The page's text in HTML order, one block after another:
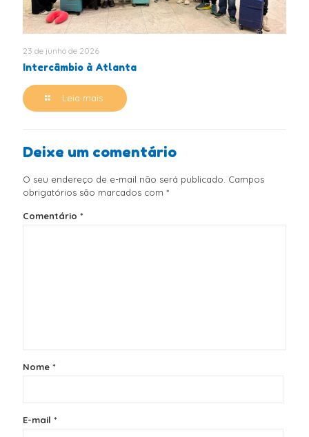
23 de junho de 2026
Intercâmbio à Atlanta
Leia mais
Deixe um comentário
O seu endereço de e-mail não será publicado. Campos
obrigatórios são marcados com *
Comentário *
Nome *
E-mail *